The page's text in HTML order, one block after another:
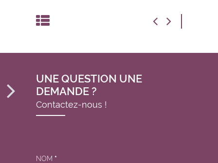
UNE QUESTION UNE
DEMANDE ?
Contactez-nous !
NOM *